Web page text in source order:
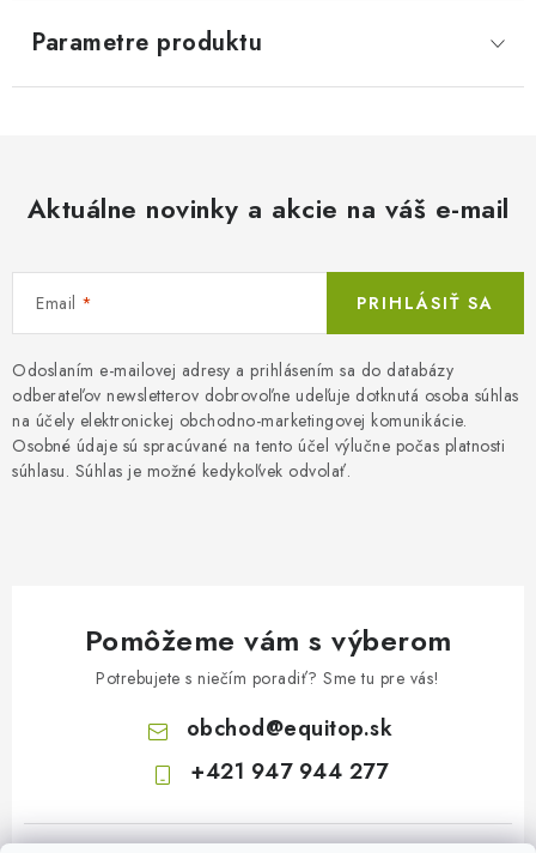
Parametre produktu
Aktuálne novinky a akcie na váš e-mail
Email
Odoslaním e-mailovej adresy a prihlásením sa do databázy
odberateľov newsletterov dobrovoľne udeľuje dotknutá osoba súhlas
na účely elektronickej obchodno-marketingovej komunikácie.
Osobné údaje sú spracúvané na tento účel výlučne počas platnosti
súhlasu. Súhlas je možné kedykoľvek odvolať.
PRIHLÁSIŤ SA
Pomôžeme vám s výberom
Potrebujete s niečím poradiť? Sme tu pre vás!
obchod@equitop.sk
+421 947 944 277